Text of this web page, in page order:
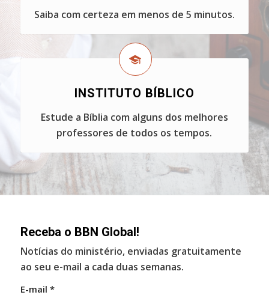
Saiba com certeza em menos de 5 minutos.
INSTITUTO BÍBLICO
Estude a Bíblia com alguns dos melhores
professores de todos os tempos.
Receba o BBN Global!
Notícias do ministério, enviadas gratuitamente
ao seu e-mail a cada duas semanas.
E-mail *